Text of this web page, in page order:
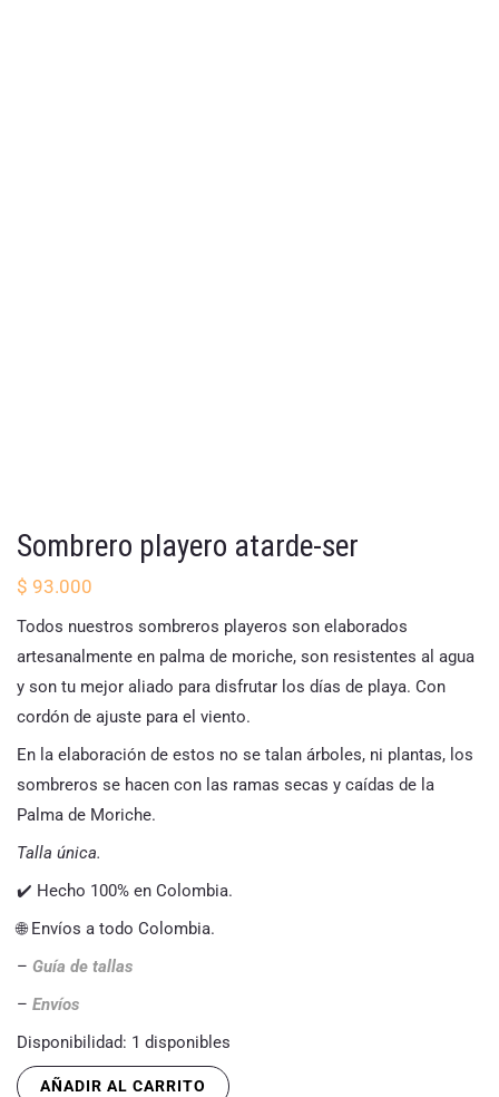
Sombrero playero atarde-ser
$ 93.000
Todos nuestros sombreros playeros son elaborados
artesanalmente en palma de moriche, son resistentes al agua
y son tu mejor aliado para disfrutar los días de playa. Con
cordón de ajuste para el viento.
En la elaboración de estos no se talan árboles, ni plantas, los
sombreros se hacen con las ramas secas y caídas de la
Palma de Moriche.
Talla única.
✔️ Hecho 100% en Colombia.
🌐 Envíos a todo Colombia.
– Guía de tallas
– Envíos
Disponibilidad: 1 disponibles
AÑADIR AL CARRITO